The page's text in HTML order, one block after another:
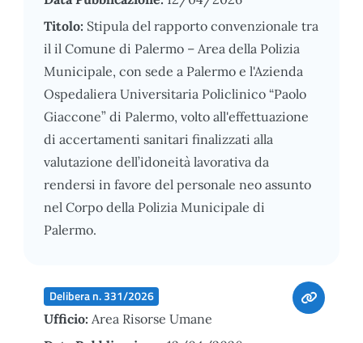
Titolo: Stipula del rapporto convenzionale tra
il il Comune di Palermo – Area della Polizia
Municipale, con sede a Palermo e l'Azienda
Ospedaliera Universitaria Policlinico “Paolo
Giaccone” di Palermo, volto all'effettuazione
di accertamenti sanitari finalizzati alla
valutazione dell’idoneità lavorativa da
rendersi in favore del personale neo assunto
nel Corpo della Polizia Municipale di
Palermo.
Delibera n. 331/2026
Ufficio: Area Risorse Umane